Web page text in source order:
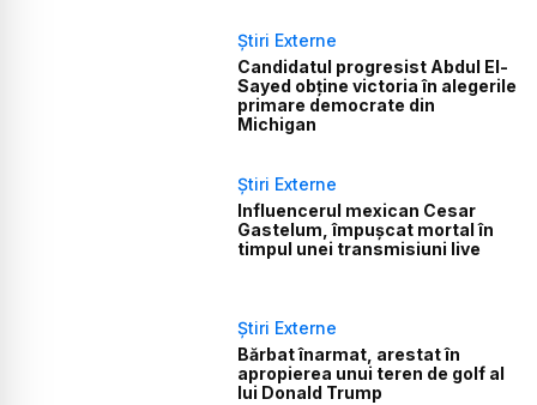
Știri Externe
Candidatul progresist Abdul El-
Sayed obține victoria în alegerile
primare democrate din
Michigan
Știri Externe
Influencerul mexican Cesar
Gastelum, împușcat mortal în
timpul unei transmisiuni live
Știri Externe
Bărbat înarmat, arestat în
apropierea unui teren de golf al
lui Donald Trump